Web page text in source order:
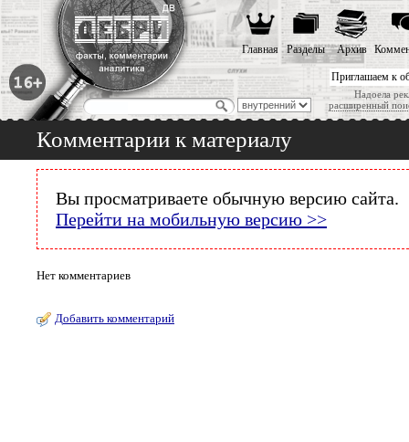
Приглашаем к
Надоела
расширенный
Главная Разделы Архив
Комментарии к материалу
Вы просматриваете обычную версию сайта.
Перейти на мобильную версию >>
Нет комментариев
Добавить комментарий